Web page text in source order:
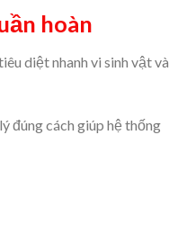
hoàn
diệt nhanh vi sinh vật và
đúng cách giúp hệ thống